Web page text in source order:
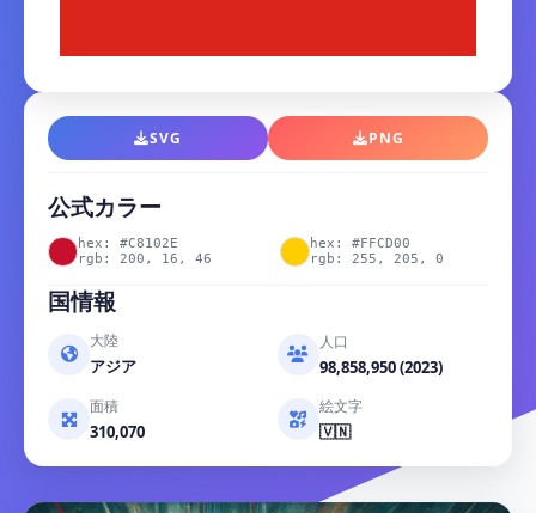
SVG PNG
公式カラー
hex: #C8102E
rgb: 200, 16, 46
hex: #FFCD00
rgb: 255, 205, 0
国情報
大陸
アジア
人口
98,858,950 (2023)
面積
310,070
絵文字
🇻🇳